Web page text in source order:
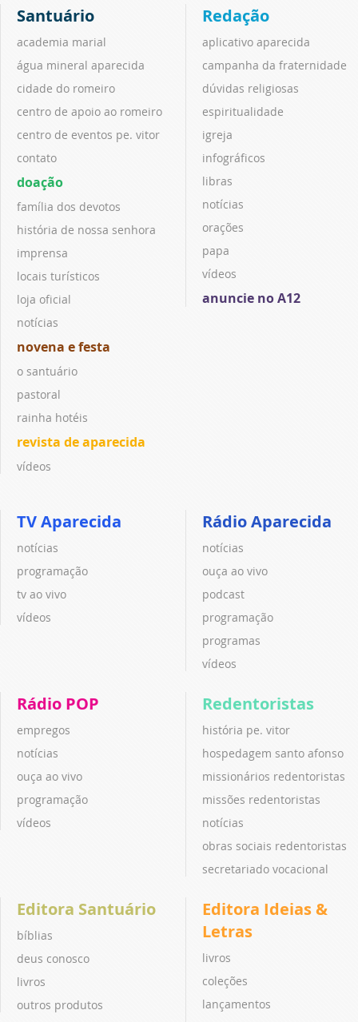
Santuário
academia marial
água mineral aparecida
cidade do romeiro
centro de apoio ao romeiro
centro de eventos pe. vitor
contato
doação
família dos devotos
história de nossa senhora
imprensa
locais turísticos
loja oficial
notícias
novena e festa
o santuário
pastoral
rainha hotéis
revista de aparecida
vídeos
Redação
aplicativo aparecida
campanha da fraternidade
dúvidas religiosas
espiritualidade
igreja
infográficos
libras
notícias
orações
papa
vídeos
anuncie no A12
TV Aparecida
notícias
programação
tv ao vivo
vídeos
Rádio Aparecida
notícias
ouça ao vivo
podcast
programação
programas
vídeos
Rádio POP
empregos
notícias
ouça ao vivo
programação
vídeos
Redentoristas
história pe. vitor
hospedagem santo afonso
missionários redentoristas
missões redentoristas
notícias
obras sociais redentoristas
secretariado vocacional
Editora Santuário
bíblias
deus conosco
livros
outros produtos
Editora Ideias &
Letras
livros
coleções
lançamentos